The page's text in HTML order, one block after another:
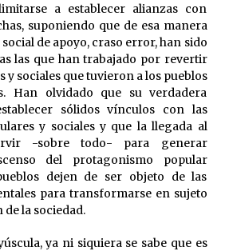
a establecer alianzas con
suponiendo que de esa manera
de apoyo, craso error, han sido
las que han trabajado por revertir
y sociales que tuvieron a los pueblos
Han olvidado que su verdadera
sólidos vínculos con las
y sociales y que la llegada al
-sobre todo- para generar
del protagonismo popular
dejen de ser objeto de las
para transformarse en sujeto
la sociedad.
ya ni siquiera se sabe que es